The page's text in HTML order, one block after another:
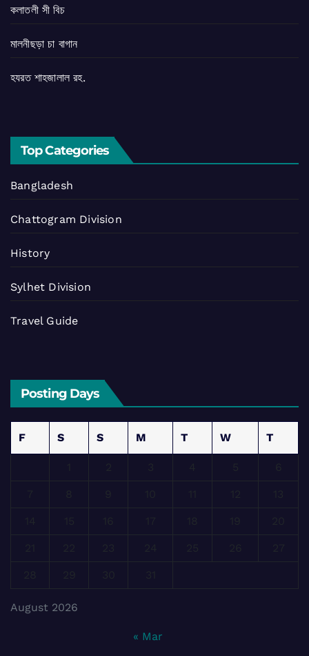
কলাতলী সী বিচ
মালনীছড়া চা বাগান
হযরত শাহজালাল রহ.
Top Categories
Bangladesh
Chattogram Division
History
Sylhet Division
Travel Guide
Posting Days
August 2026
F S S M T W T
« Mar